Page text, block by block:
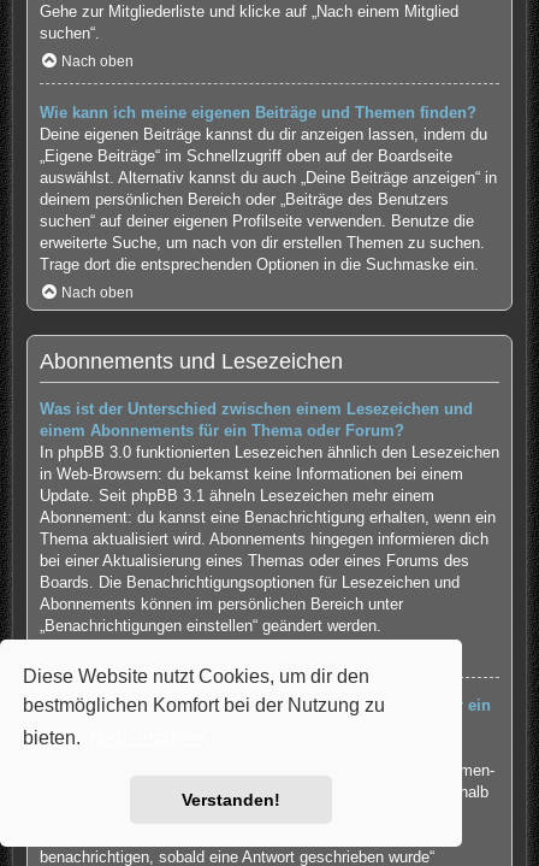
Diese Website nutzt Cookies, um dir den
bestmöglichen Komfort bei der Nutzung zu
bieten.
Verstanden!
Gehe zur Mitgliederliste und klicke auf „Nach einem Mitglied
suchen“.
Nach oben
Wie kann ich meine eigenen Beiträge und Themen finden?
Deine eigenen Beiträge kannst du dir anzeigen lassen, indem du
„Eigene Beiträge“ im Schnellzugriff oben auf der Boardseite
auswählst. Alternativ kannst du auch „Deine Beiträge anzeigen“ in
deinem persönlichen Bereich oder „Beiträge des Benutzers
suchen“ auf deiner eigenen Profilseite verwenden. Benutze die
erweiterte Suche, um nach von dir erstellen Themen zu suchen.
Trage dort die entsprechenden Optionen in die Suchmaske ein.
Nach oben
Abonnements und Lesezeichen
Was ist der Unterschied zwischen einem Lesezeichen und
einem Abonnements für ein Thema oder Forum?
In phpBB 3.0 funktionierten Lesezeichen ähnlich den Lesezeichen
in Web-Browsern: du bekamst keine Informationen bei einem
Update. Seit phpBB 3.1 ähneln Lesezeichen mehr einem
Abonnement: du kannst eine Benachrichtigung erhalten, wenn ein
Thema aktualisiert wird. Abonnements hingegen informieren dich
bei einer Aktualisierung eines Themas oder eines Forums des
Boards. Die Benachrichtigungsoptionen für Lesezeichen und
Abonnements können im persönlichen Bereich unter
„Benachrichtigungen einstellen“ geändert werden.
Wie kann ich ein Lesezeichen auf ein Thema setzen oder ein
Du kannst ein Lesezeichen auf ein Thema setzen oder es
abonnieren, in dem du die entsprechende Option in den „Themen-
Optionen“ auswählst, die sich normalerweise ober- und unterhalb
benachrichtigen, sobald eine Antwort geschrieben wurde“